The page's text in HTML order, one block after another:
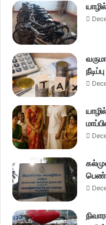
நீடிப்பு